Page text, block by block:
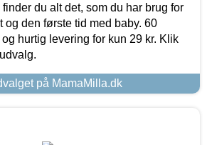
du alt det, som du har brug for
og den første tid med baby. 60
hurtig levering for kun 29 kr. Klik
på MamaMilla.dk